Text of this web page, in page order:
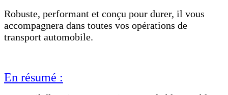
Robuste, performant et conçu pour durer, il vous
accompagnera dans toutes vos opérations de
transport automobile.
En résumé :